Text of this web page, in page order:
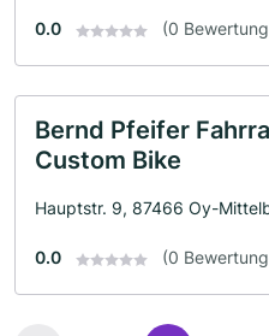
0.0 (0
Bernd Pfeifer
Custom Bike
Hauptstr. 9, 87466 Oy-
0.0 (0